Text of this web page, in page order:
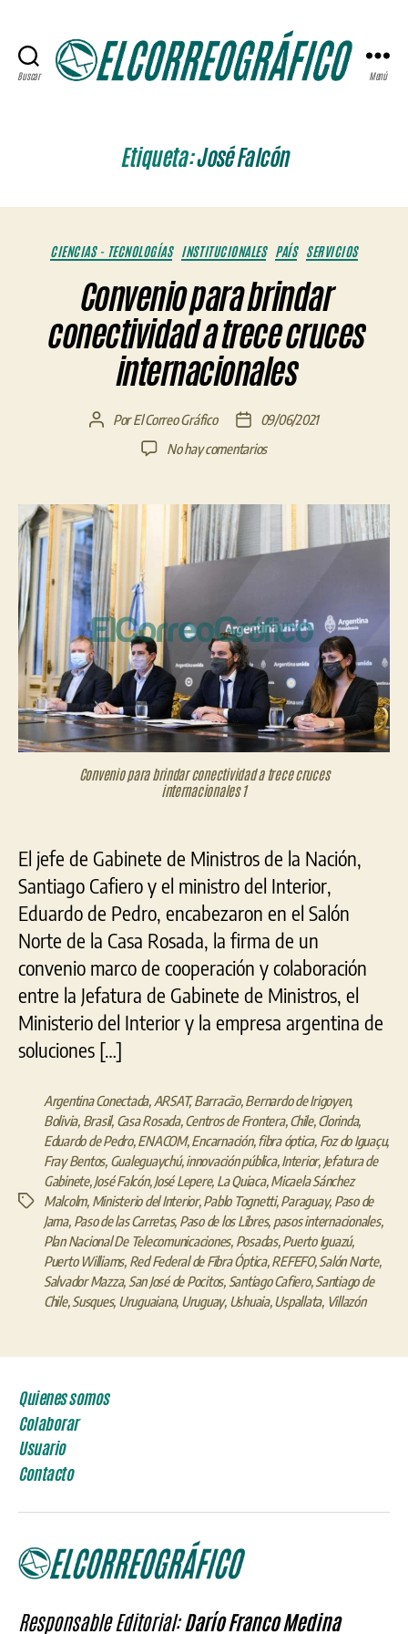
Buscar Menú
Etiqueta:José Falcón
Categorías
CIENCIAS - TECNOLOGÍAS INSTITUCIONALES PAÍS SERVICIOS
Convenio para brindar
conectividad a trece cruces
internacionales
AutorPorEl Correo Gráfico
Fecha09/06/2021
No hay comentariosen
brindar
Convenio para brindar conectividad a trece cruces
internacionales 1
El jefe de Gabinete de Ministros de la Nación,
Santiago Cafiero y el ministro del Interior,
Eduardo de Pedro, encabezaron en el Salón
Norte de la Casa Rosada, la firma de un
convenio marco de cooperación y colaboración
entre la Jefatura de Gabinete de Ministros, el
Ministerio del Interior y la empresa argentina de
soluciones […]
Etiquetas
Argentina Conectada, ARSAT,Barracão, Bernardo de Irigoyen,
Bolivia, Brasil, Casa Rosada, Centros de Frontera, Chile, Clorinda,
Eduardo de Pedro, ENACOM, Encarnación, fibra óptica, Foz do Iguaçu,
Fray Bentos, Gualeguaychú, innovación pública, Interior, Jefatura de
Gabinete, José Falcón, José Lepere, La Quiaca, Micaela Sánchez
Malcolm, Ministerio del Interior, Pablo Tognetti, Paraguay, Paso de
Jama, Paso de las Carretas, Paso de los Libres, pasos internacionales,
Plan Nacional De Telecomunicaciones, Posadas, Puerto Iguazú,
Puerto Williams, Red Federal de Fibra Óptica, REFEFO, Salón Norte,
Salvador Mazza, San José de Pocitos, Santiago Cafiero, Santiago de
Chile, Susques, Uruguaiana, Uruguay, Ushuaia, Uspallata, Villazón
Quienes somos
Colaborar
Usuario
Contacto
Responsable Editorial:Darío Franco Medina